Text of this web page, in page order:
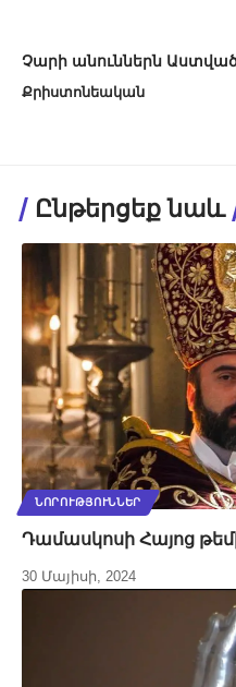
Չարի անուններն
Քրիստոնեական
Ընթերցեք նաև
ՆՈՐՈՒԹՅՈՒՆՆԵՐ
Դամասկոսի Հայոց
30 Մայիսի, 2024